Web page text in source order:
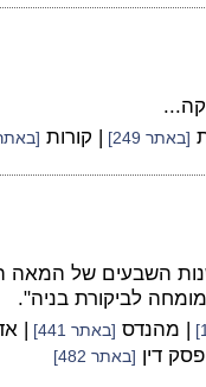
[באתר 249] | קורות [באתר
השבעים של המאה
לביקורת בניה".
| מהנדס [באתר 441] |
דין [באתר 482]